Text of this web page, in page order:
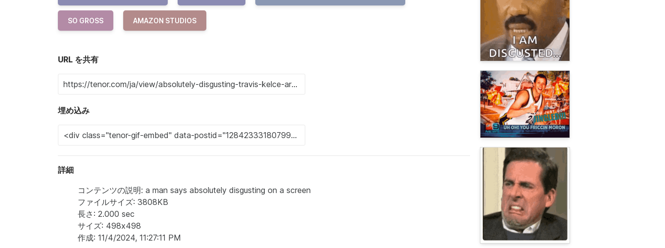
SO GROSS AMAZON STUDIOS
URL を共有
埋め込み
詳細
コンテンツの説明: a man says absolutely disgusting on a screen
ファイルサイズ: 3808KB
長さ: 2.000 sec
サイズ: 498x498
作成: 11/4/2024, 11:27:11 PM